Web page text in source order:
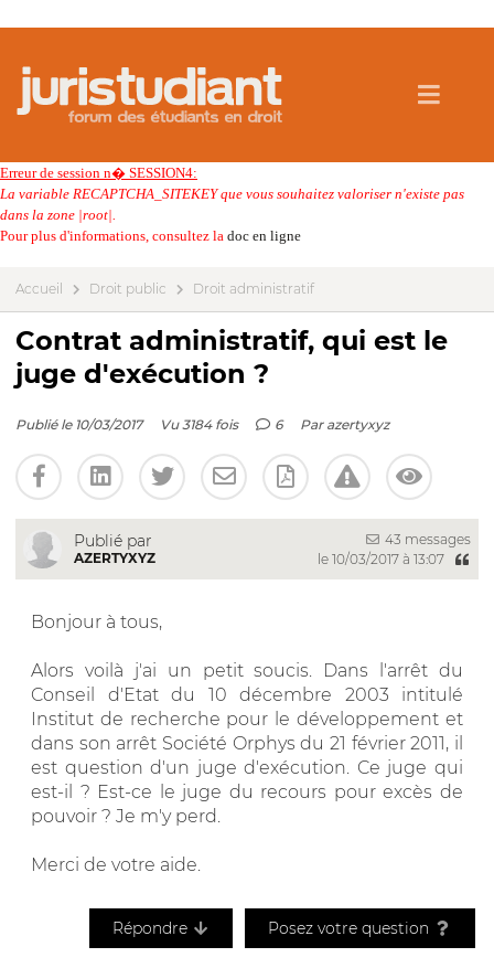
Erreur de session n� SESSION4:
La variable RECAPTCHA_SITEKEY que vous souhaitez valoriser n'existe pas
dans la zone |root|.
Pour plus d'informations, consultez la doc en ligne
Accueil Droit public Droit administratif
Contrat administratif, qui est le
juge d'exécution ?
Publié le 10/03/2017 Vu 3184 fois 6 Par azertyxyz
Publié par
AZERTYXYZ
43 messages
le 10/03/2017 à 13:07
Bonjour à tous,
Alors voilà j'ai un petit soucis. Dans l'arrêt du
Conseil d'Etat du 10 décembre 2003 intitulé
Institut de recherche pour le développement et
dans son arrêt Société Orphys du 21 février 2011, il
est question d'un juge d'exécution. Ce juge qui
est-il ? Est-ce le juge du recours pour excès de
pouvoir ? Je m'y perd.
Merci de votre aide.
Répondre Posez votre question